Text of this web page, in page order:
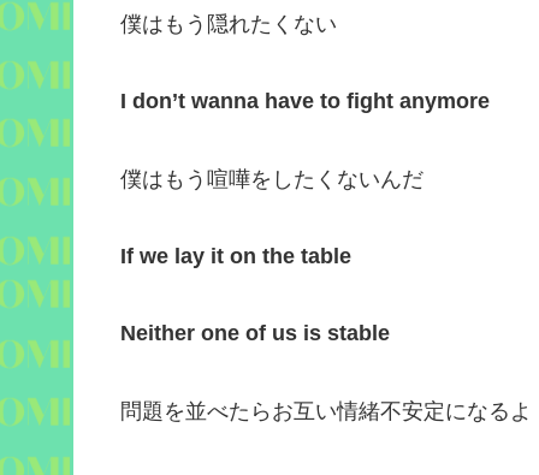
僕はもう隠れたくない
I don’t wanna have to fight anymore
僕はもう喧嘩をしたくないんだ
If we lay it on the table
Neither one of us is stable
問題を並べたらお互い情緒不安定になるよ